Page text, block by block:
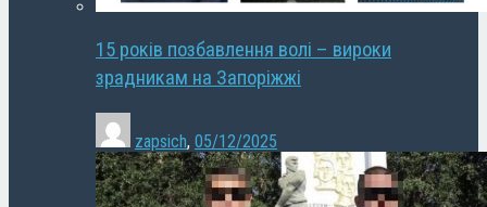
15 років позбавлення волі – вироки
зрадникам на Запоріжжі
zapsich, 05/12/2025